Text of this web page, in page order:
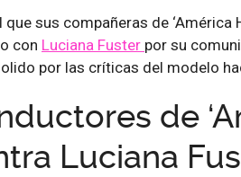
que sus compañeras de ‘América
con Luciana Fuster por su
por las críticas del modelo
de
Luciana